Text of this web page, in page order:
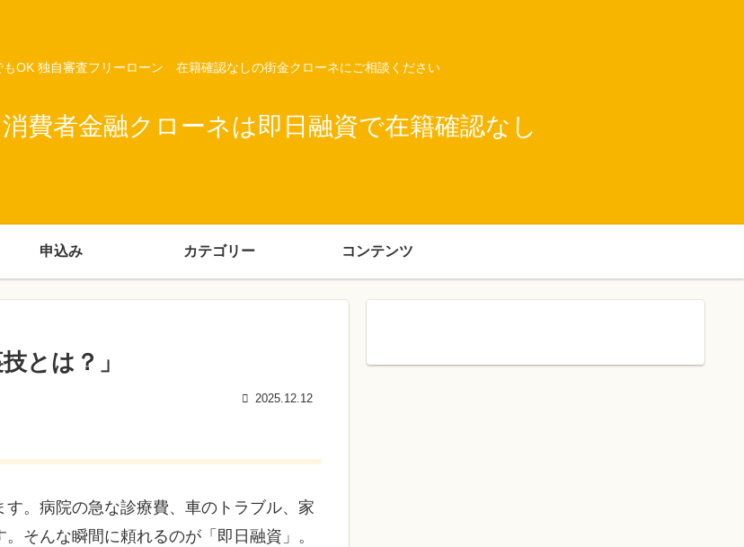
もOK 独自審査フリーローン 在籍確認なしの街金クローネにご相談ください
費者金融クローネは即日融資で在籍確認なし
申込み カテゴリー コンテンツ
とは？」
2025.12.12
。病院の急な診療費、車のトラブル、家
そんな瞬間に頼れるのが「即日融資」。